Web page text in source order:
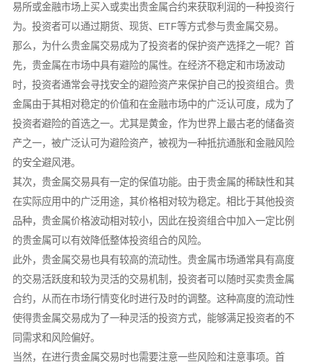
易所或金融市场上买入或卖出贵金属合约来获取利润的一种投资行
为。投资者可以通过期货、现货、ETF等方式参与贵金属交易。
那么，为什么贵金属交易成为了投资者的保护资产选择之一呢？首
先，贵金属在市场中具有避险的属性。在经济不稳定和市场波动
时，投资者通常会寻找安全的避险资产来保护自己的投资组合。贵
金属由于其相对稳定的价值和在金融市场中的广泛认可度，成为了
投资者避险的首选之一。尤其是黄金，作为世界上最古老的储备资
产之一，被广泛认可为避险资产，被视为一种抵抗通胀和金融风险
的安全避风港。
其次，贵金属交易具有一定的保值功能。由于贵金属的稀缺性和其
在实际应用中的广泛用途，其价格相对较为稳定。相比于其他投资
品种，贵金属价格波动相对较小，因此在投资组合中加入一定比例
的贵金属可以有效降低整体投资组合的风险。
此外，贵金属交易也具有较高的流动性。贵金属市场通常具有高度
的交易活跃度和较为灵活的交易机制，投资者可以随时买卖贵金属
合约，从而在市场行情变化时进行及时的调整。这种高度的流动性
使得贵金属交易成为了一种灵活的投资方式，能够满足投资者的不
同需求和风险偏好。
当然，在进行贵金属交易时也需要注意一些风险和注意事项。首